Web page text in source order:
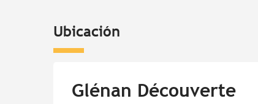
Ubicación
Glénan Découverte